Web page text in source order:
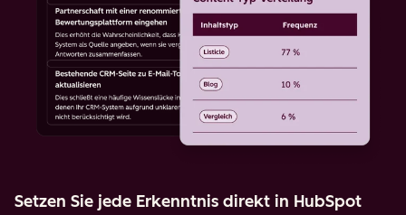
Setzen Sie jede Erkenntnis direkt in HubSpot